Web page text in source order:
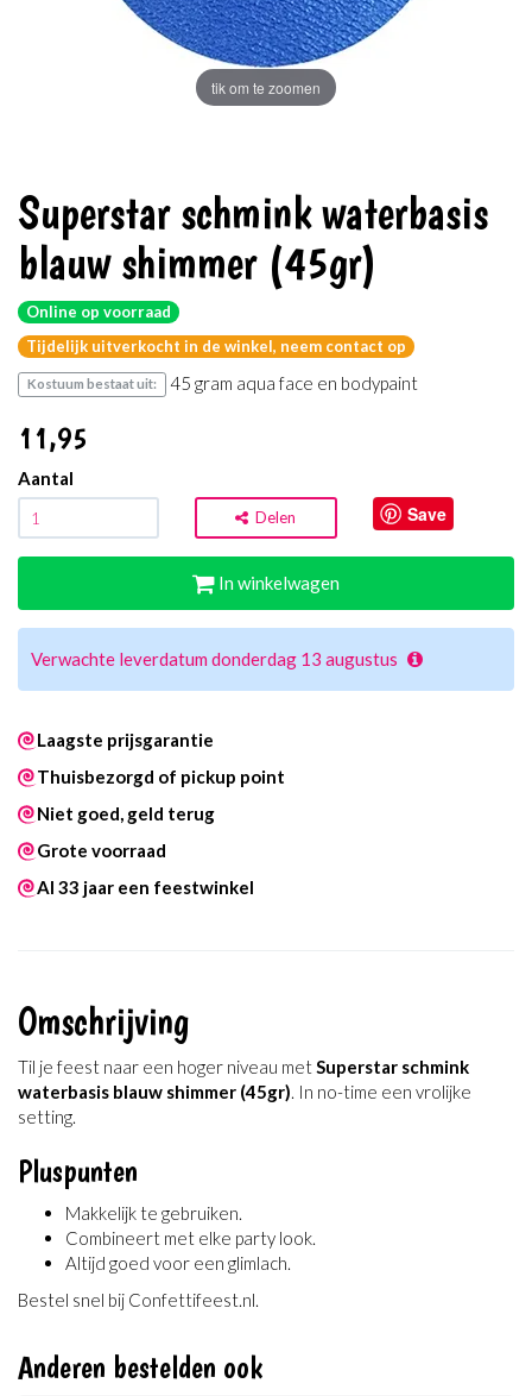
tik om te zoomen
Superstar schmink waterbasis
blauw shimmer (45gr)
Online op voorraad
Tijdelijk uitverkocht in de winkel, neem contact op
Kostuum bestaat uit: 45 gram aqua face en bodypaint
11,95
Aantal
Delen Save
In winkelwagen
Verwachte leverdatum donderdag 13 augustus
Laagste prijsgarantie
Thuisbezorgd of pickup point
Niet goed, geld terug
Grote voorraad
Al 33 jaar een feestwinkel
Omschrijving
Til je feest naar een hoger niveau metSuperstar schmink
waterbasis blauw shimmer (45gr). In no-time een vrolijke
setting.
Pluspunten
Makkelijk te gebruiken.
Combineert met elke party look.
Altijd goed voor een glimlach.
Bestel snel bij Confettifeest.nl.
Anderen bestelden ook